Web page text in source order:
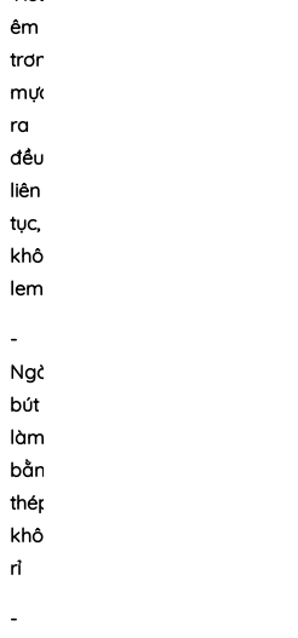
êm
trơn,
mực
ra
đều,
liên
tục,
không
lem
-
Ngòi
bút
làm
bằng
thép
không
rỉ
-